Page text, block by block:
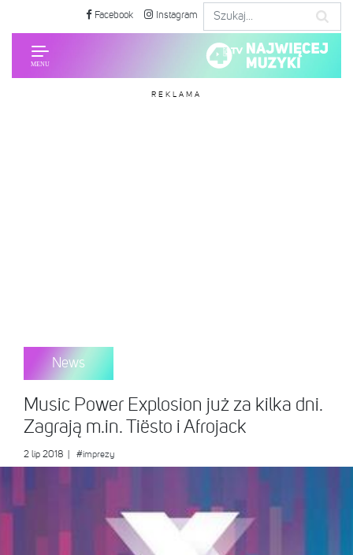
Facebook Instagram
REKLAMA
News
Music Power Explosion już za kilka dni.
Zagrają m.in. Tiësto i Afrojack
2 lip 2018 #imprezy